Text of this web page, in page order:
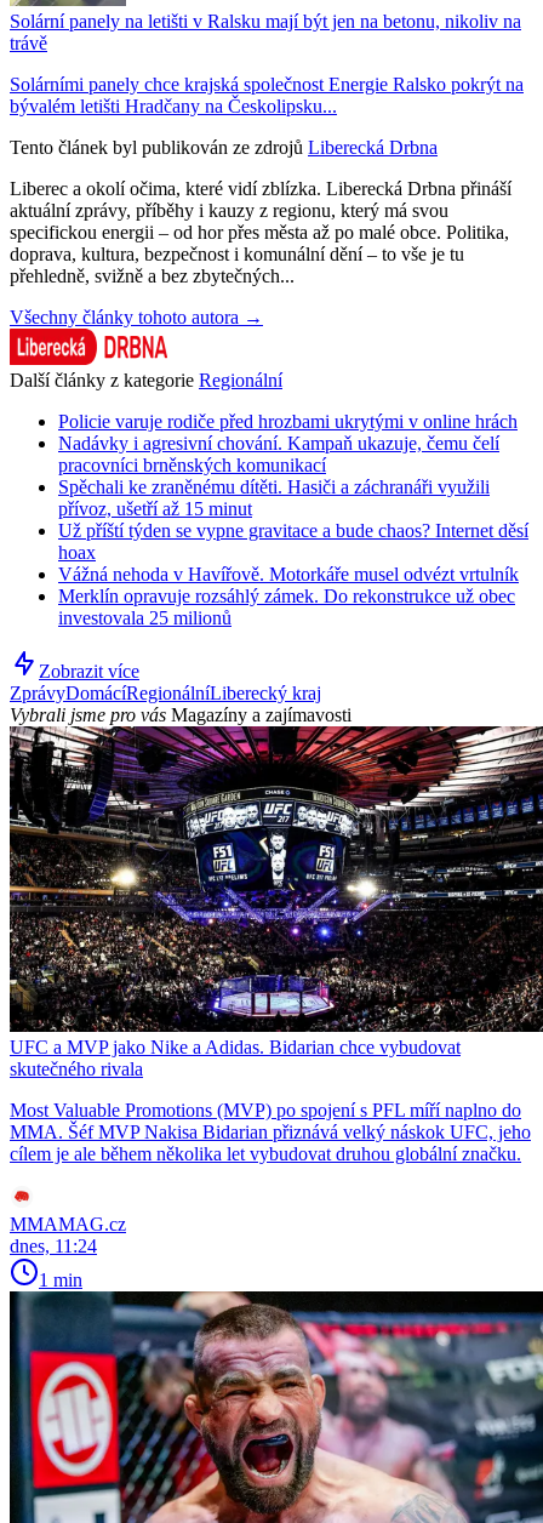
Solární panely na letišti v Ralsku mají být jen na betonu, nikoliv na
trávě
Solárními panely chce krajská společnost Energie Ralsko pokrýt na
bývalém letišti Hradčany na Českolipsku...
Tento článek byl publikován ze zdrojů Liberecká Drbna
Liberec a okolí očima, které vidí zblízka. Liberecká Drbna přináší
aktuální zprávy, příběhy i kauzy z regionu, který má svou
specifickou energii – od hor přes města až po malé obce. Politika,
doprava, kultura, bezpečnost i komunální dění – to vše je tu
přehledně, svižně a bez zbytečných...
Všechny články tohoto autora →
Další články z kategorie Regionální
Policie varuje rodiče před hrozbami ukrytými v online hrách
Nadávky i agresivní chování. Kampaň ukazuje, čemu čelí
pracovníci brněnských komunikací
Spěchali ke zraněnému dítěti. Hasiči a záchranáři využili
přívoz, ušetří až 15 minut
Už příští týden se vypne gravitace a bude chaos? Internet děsí
hoax
Vážná nehoda v Havířově. Motorkáře musel odvézt vrtulník
Merklín opravuje rozsáhlý zámek. Do rekonstrukce už obec
investovala 25 milionů
Zobrazit více
ZprávyDomácíRegionálníLiberecký kraj
Vybrali jsme pro vás Magazíny a zajímavosti
UFC a MVP jako Nike a Adidas. Bidarian chce vybudovat
skutečného rivala
Most Valuable Promotions (MVP) po spojení s PFL míří naplno do
MMA. Šéf MVP Nakisa Bidarian přiznává velký náskok UFC, jeho
cílem je ale během několika let vybudovat druhou globální značku.
MMAMAG.cz
dnes, 11:24
1 min